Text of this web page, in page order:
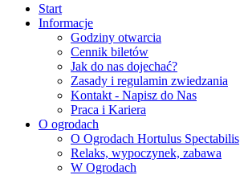
Start
Informacje
Godziny otwarcia
Cennik biletów
Jak do nas dojechać?
Zasady i regulamin zwiedzania
Kontakt - Napisz do Nas
Praca i Kariera
O ogrodach
O Ogrodach Hortulus Spectabilis
Relaks, wypoczynek, zabawa
W Ogrodach